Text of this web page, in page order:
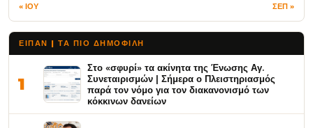
« ΙΟΥ ΣΕΠ »
ΕΙΠΑΝ | ΤΑ ΠΙΟ ΔΗΜΟΦΙΛΉ
1
Στο «σφυρί» τα ακίνητα της Ένωσης Αγ.
Συνεταιρισμών | Σήμερα ο Πλειστηριασμός
παρά τον νόμο για τον διακανονισμό των
κόκκινων δανείων